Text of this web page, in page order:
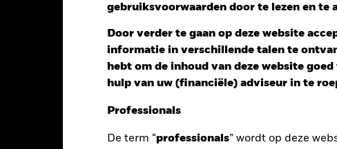
gebruiksvoorwaarden door te lezen en te
Door verder te gaan op deze website
informatie in verschillende talen te
hebt om de inhoud van deze website
hulp van uw (financiële) adviseur in te
Professionals
De term “professionals” wordt op deze
Kerngegevens